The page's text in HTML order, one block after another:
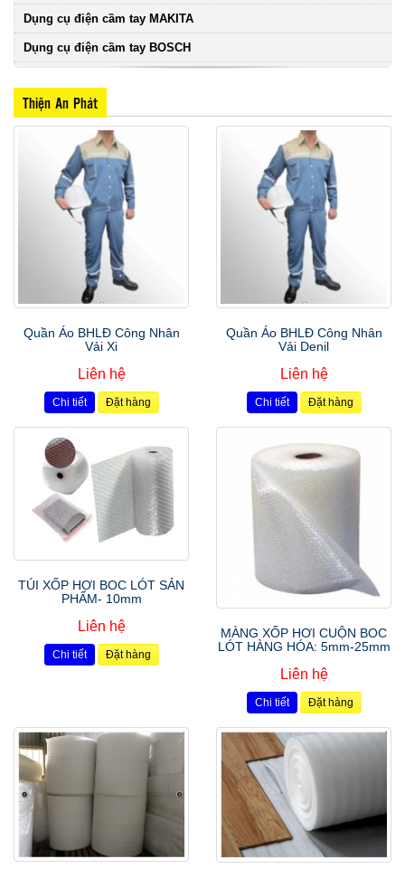
Dụng cụ điện cầm tay MAKITA
Dụng cụ điện cầm tay BOSCH
Thiện An Phát
Quần Áo BHLĐ Công Nhân
Vải Xi
Liên hệ
Chi tiết Đặt hàng
Quần Áo BHLĐ Công Nhân
Vải Denil
Liên hệ
Chi tiết Đặt hàng
TÚI XỐP HƠI BOC LÓT SẢN
PHẨM- 10mm
Liên hệ
Chi tiết Đặt hàng
MÀNG XỐP HƠI CUỘN BOC
LÓT HÀNG HÓA: 5mm-25mm
Liên hệ
Chi tiết Đặt hàng